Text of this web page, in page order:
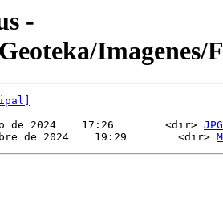
-
Imagenes/
de 2024    17:26        <dir> JPG
de 2024    19:29        <dir>